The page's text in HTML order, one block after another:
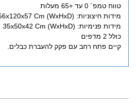
טווח טמפ´ 0 עד +65 מעלות
מידות חיצוניות: (56x120x57 Cm (WxHxD
מידות פנימיות: (35x50x42 Cm (WxHxD
כולל 2 מדפים
קיים פתח רחב עם פקק להעברת כבלים.